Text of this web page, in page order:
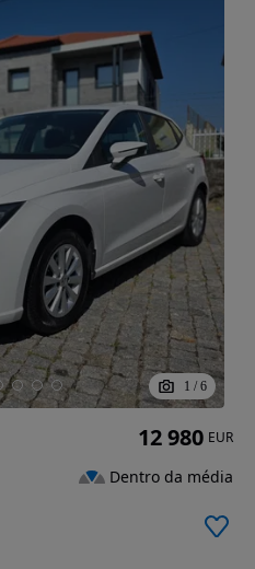
1 / 6
12 980 EUR
Dentro da média